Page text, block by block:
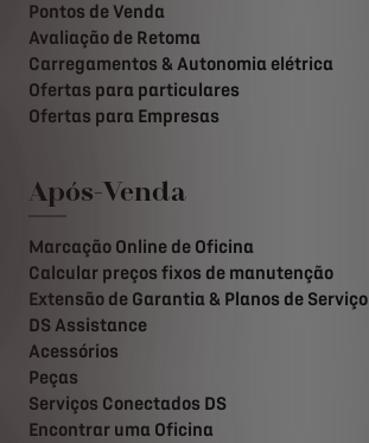
Pontos de Venda
Avaliação de Retoma
Carregamentos & Autonomia elétrica
Ofertas para particulares
Ofertas para Empresas
Após-Venda
Marcação Online de Oficina
Calcular preços fixos de manutenção
Extensão de Garantia & Planos de Serviço
DS Assistance
Acessórios
Peças
Serviços Conectados DS
Encontrar uma Oficina